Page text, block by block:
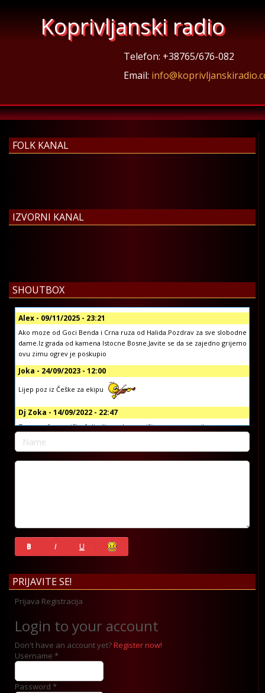
Koprivljanski radio
Telefon: +38765/676-082
Email:
FOLK KANAL
IZVORNI KANAL
SHOUTBOX
Alex - 09/11/2025 - 23:21
Ako moze od Goci Benda i Crna ruza od Halida.Pozdrav za sve slobodne
dame.Iz grada od kamena Istocne Bosne.Javite se da se zajedno grijemo
ovu zimu ogrev je poskupio
Joka - 24/09/2023 - 12:00
Lijep poz iz Češke za ekipu
Dj Zoka - 14/09/2022 - 22:47
Za sve vaše muzičke želje ili pozdrave, pišite nam na email:
info@koprivljanskiradio.com ili na facebook stranici Koprivljanski Radio
official ili putem vibera i whatsap-a na broj: +38765/676-082
History
B I U
PRIJAVITE SE!
Prijava Registracija
Login to your account
Don't have an account yet?Register now!
Username *
Password *